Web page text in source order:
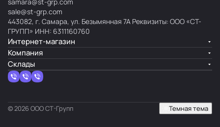
sale@st-grp.com
443082, г. Самара, ул. Безымянная 7А Реквизиты: ООО «СТ-
ГРУПП» ИНН: 6311160760
Интернет-магазин
Компания
Склады
© 2026 ООО СТ-Групп Темная тема